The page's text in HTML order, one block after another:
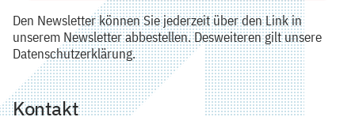
Den Newsletter können Sie jederzeit über den Link in
unserem Newsletter abbestellen. Desweiteren gilt unsere
Datenschutzerklärung.
Kontakt